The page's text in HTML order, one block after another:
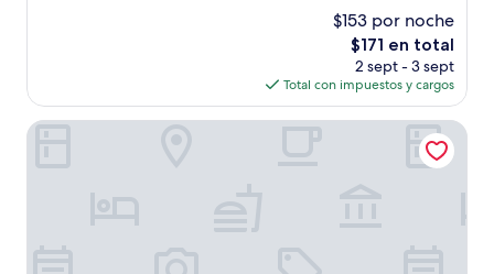
$153 por noche
El
precio
actual
es
de
$171 en total
2 sept - 3 sept
Total con impuestos y cargos
Résidence Hôtelière Fleurie